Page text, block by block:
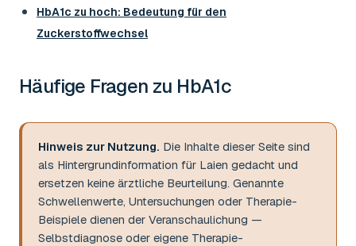
HbA1c zu hoch: Bedeutung für den
Zuckerstoffwechsel
Häufige Fragen zu HbA1c
Hinweis zur Nutzung. Die Inhalte dieser Seite sind
als Hintergrundinformation für Laien gedacht und
ersetzen keine ärztliche Beurteilung. Genannte
Schwellenwerte, Untersuchungen oder Therapie-
Beispiele dienen der Veranschaulichung —
Selbstdiagnose oder eigene Therapie-